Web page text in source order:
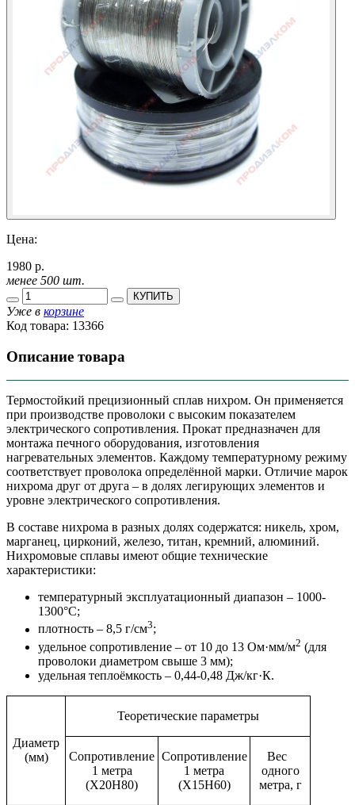
Цена:
1980 р.
менее 500 шт.
КУПИТЬ
Уже в корзине
Код товара: 13366
Описание товара
Термостойкий прецизионный сплав нихром. Он применяется
при производстве проволоки с высоким показателем
электрического сопротивления. Прокат предназначен для
монтажа печного оборудования, изготовления
нагревательных элементов. Каждому температурному режиму
соответствует проволока определённой марки. Отличие марок
нихрома друг от друга – в долях легирующих элементов и
уровне электрического сопротивления.
В составе нихрома в разных долях содержатся: никель, хром,
марганец, цирконий, железо, титан, кремний, алюминий.
Нихромовые сплавы имеют общие технические
характеристики:
температурный эксплуатационный диапазон – 1000-
1300°С;
плотность – 8,5 г/см3;
удельное сопротивление – от 10 до 13 Ом·мм/м2 (для
проволоки диаметром свыше 3 мм);
удельная теплоёмкость – 0,44-0,48 Дж/кг·К.
Диаметр
(мм)
Теоретические параметры
Сопротивление
1 метра
(Х20Н80)
Сопротивление
1 метра
(Х15Н60)
Вес
одного
метра, г